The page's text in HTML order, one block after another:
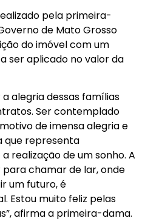
pela primeira-
de Mato Grosso
do imóvel com um
ser aplicado no valor da
alegria dessas famílias
Ser contemplado
de imensa alegria e
que representa
realização de um sonho. A
chamar de lar, onde
um futuro, é
Estou muito feliz pelas
afirma a primeira-dama.